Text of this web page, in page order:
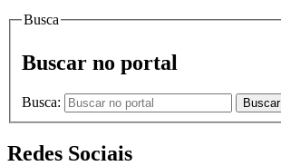
Busca
Buscar no portal
Busca: Buscar
Redes Sociais